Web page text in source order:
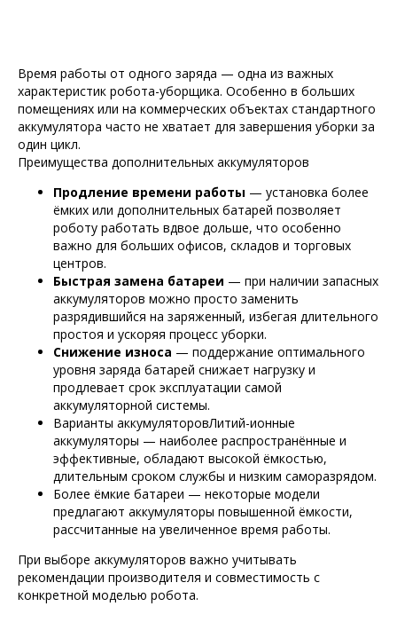
Время работы от одного заряда — одна из важных
характеристик робота-уборщика. Особенно в больших
помещениях или на коммерческих объектах стандартного
аккумулятора часто не хватает для завершения уборки за
один цикл.
Преимущества дополнительных аккумуляторов
Продление времени работы — установка более
ёмких или дополнительных батарей позволяет
роботу работать вдвое дольше, что особенно
важно для больших офисов, складов и торговых
центров.
Быстрая замена батареи — при наличии запасных
аккумуляторов можно просто заменить
разрядившийся на заряженный, избегая длительного
простоя и ускоряя процесс уборки.
Снижение износа — поддержание оптимального
уровня заряда батарей снижает нагрузку и
продлевает срок эксплуатации самой
аккумуляторной системы.
Варианты аккумуляторовЛитий-ионные
аккумуляторы — наиболее распространённые и
эффективные, обладают высокой ёмкостью,
длительным сроком службы и низким саморазрядом.
Более ёмкие батареи — некоторые модели
предлагают аккумуляторы повышенной ёмкости,
рассчитанные на увеличенное время работы.
При выборе аккумуляторов важно учитывать
рекомендации производителя и совместимость с
конкретной моделью робота.